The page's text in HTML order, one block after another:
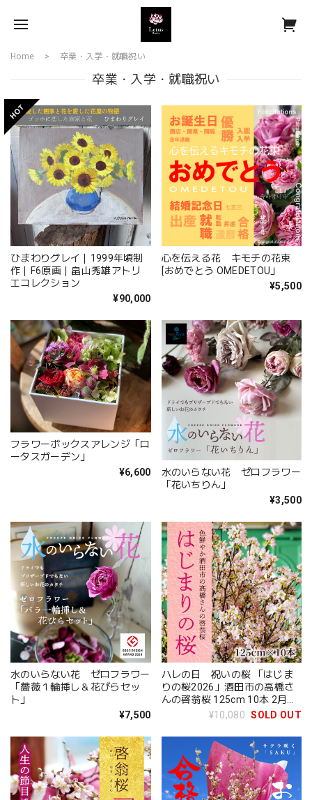
Home 卒業・入学・就職祝い
卒業・入学・就職祝い
ひまわりグレイ｜1999年頃制
作｜F6原画｜畠山秀雄アトリ
エコレクション
¥90,000
心を伝える花 キモチの花束
[おめでとう OMEDETOU」
¥5,500
フラワーボックスアレンジ「ロ
ータスガーデン」
¥6,600
水のいらない花 ゼロフラワー
「花いちりん」
¥3,500
水のいらない花 ゼロフラワー
「薔薇１輪挿し＆花びらセッ
ト」
¥7,500
ハレの日 祝いの桜 「はじま
りの桜2026」酒田市の高橋さ
んの啓翁桜 125cm 10本 2月中
旬～3月下旬頃にお届け
¥10,080 SOLD OUT